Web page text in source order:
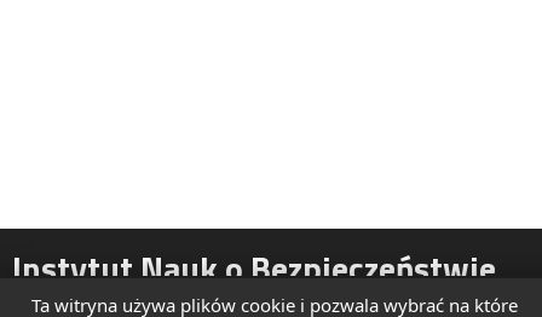
Ta witryna używa plików cookie i pozwala wybrać na które
Instytut Nauk o Bezpieczeństwie
ul. Żytnia 39